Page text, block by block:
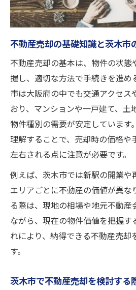
不動産売却における買
点
茨木市で買取を活用した
買取と仲介の違いと選
茨木市で買取価格を上
市場動向から見る不動産売
不動産売却市場の今を
ト
茨木市の不動産売却相場
市場トレンドを反映し
不動産売却で注目すべ
茨木市で売却時に押さ
スムーズな不動産売却手続
手続きミスを防ぐための
不動産売却の基礎知識と茨木市
不動産売却の基本は、物件の状態
握し、適切な方法で手続きを進め
市は大阪府の中でも交通アクセス
おり、マンションや一戸建て、土
物件種別の需要が安定しています
理解することで、売却時の価格や
左右される点に注意が必要です。
例えば、茨木市では新駅の開業や
エリアごとに不動産の価値が異な
る際は、現地の相場や地元不動産
ながら、現在の物件価値を把握す
れにより、納得できる不動産売却
す。
茨木市で不動産売却を検討する